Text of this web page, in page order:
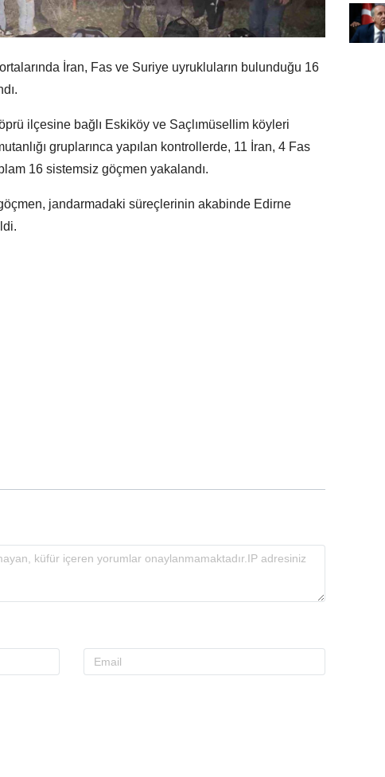
İran, Fas ve Suriye uyrukluların bulunduğu 16
ilçesine bağlı Eskiköy ve Saçlımüsellim köyleri
gruplarınca yapılan kontrollerde, 11 İran, 4 Fas
16 sistemsiz göçmen yakalandı.
jandarmadaki süreçlerinin akabinde Edirne